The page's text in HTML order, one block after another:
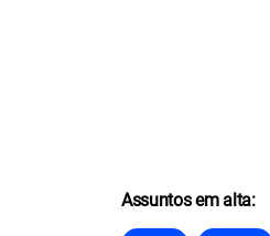
Assuntos em alta: